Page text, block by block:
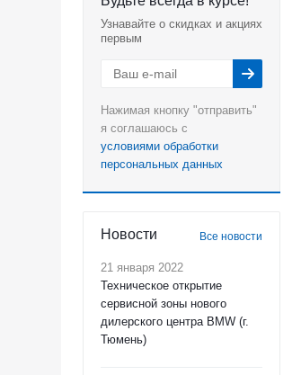
Узнавайте о скидках и акциях
первым
Нажимая кнопку "отправить"
я соглашаюсь с
условиями обработки
персональных данных
Новости Все новости
21 января 2022
Техническое открытие
сервисной зоны нового
дилерского центра BMW (г.
Тюмень)